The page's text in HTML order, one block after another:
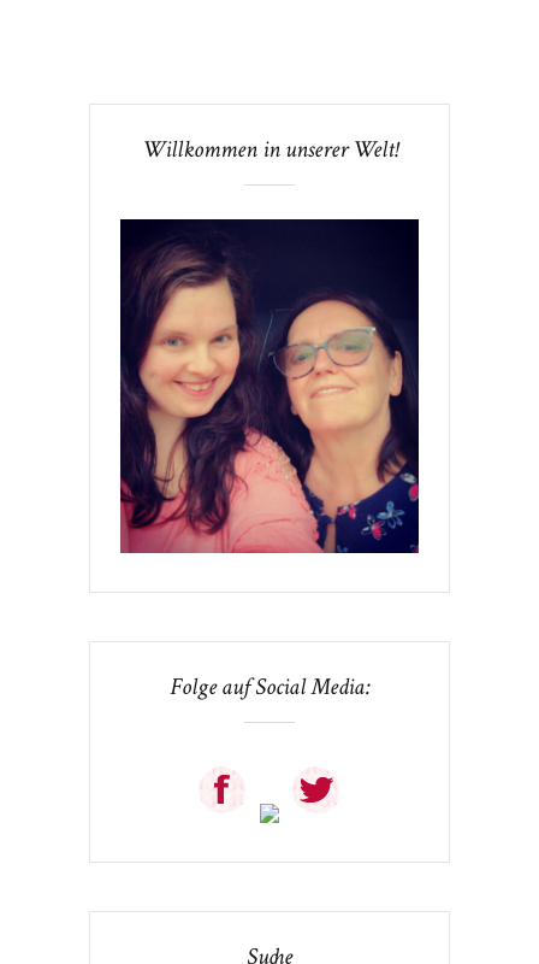
Willkommen in unserer Welt!
Folge auf Social Media:
Suche